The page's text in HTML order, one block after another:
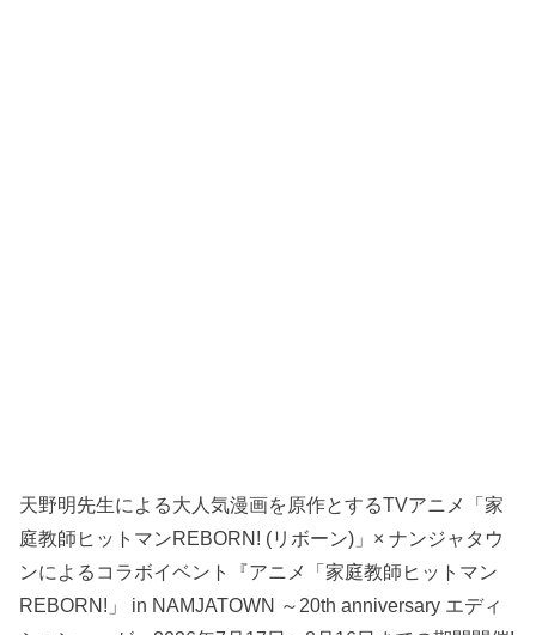
天野明先生による大人気漫画を原作とするTVアニメ「家
庭教師ヒットマンREBORN! (リボーン)」× ナンジャタウ
ンによるコラボイベント『アニメ「家庭教師ヒットマン
REBORN!」 in NAMJATOWN ～20th anniversary エディ